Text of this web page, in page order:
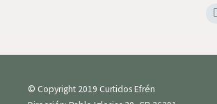
© Copyright 2019 Curtidos Efrén